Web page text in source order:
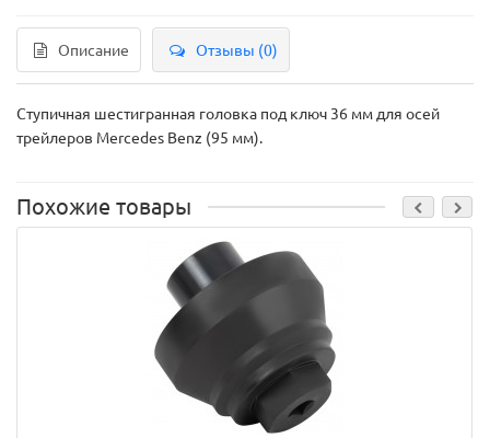
Описание Отзывы (0)
Ступичная шестигранная головка под ключ 36 мм для осей
трейлеров Mercedes Benz (95 мм).
Похожие товары